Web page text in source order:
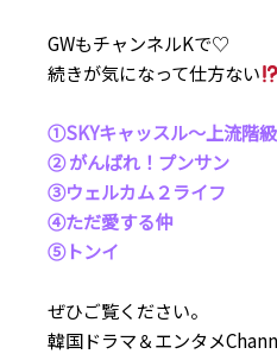
GWもチャンネルKで♡
続きが気になって仕方ない
①SKYキャッスル〜上流階
② がんばれ！プンサン
③ウェルカム２ライフ
④ただ愛する仲
⑤トンイ
ぜひご覧ください。
韓国ドラマ＆エンタメ